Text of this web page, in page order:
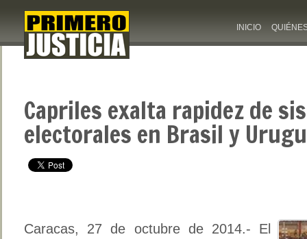
INICIO
Capriles exalta rapidez de
electorales en Brasil y
Caracas, 27 de octubre de 2014.- El